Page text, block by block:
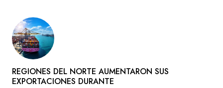
REGIONES DEL NORTE AUMENTARON SUS
EXPORTACIONES DURANTE